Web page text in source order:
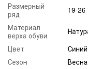
Размерный
ряд
19-26
Материал
верха обуви
Цвет
Синий
Сезон